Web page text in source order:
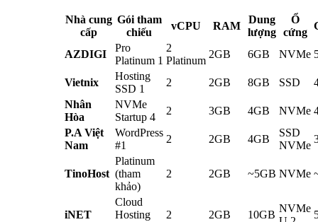
Nhà cung
cấp
Gói tham
chiếu
vCPU RAM
Dung
lượng
Ổ
cứng
AZDIGI
Pro
Platinum 1
2
Platinum
2GB 6GB NVMe
Vietnix
Hosting
SSD 1
2 2GB 8GB SSD
Nhân
Hòa
NVMe
Startup 4
2 3GB 4GB NVMe
P.A Việt
Nam
WordPress
#1
2 2GB 4GB
SSD
NVMe
TinoHost
Platinum
(tham
khảo)
2 2GB ~5GB NVMe
iNET
Cloud
Hosting
2 2GB 10GB
NVMe